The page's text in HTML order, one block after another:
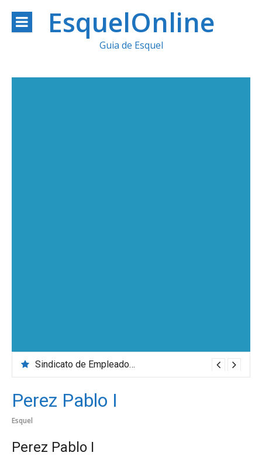
EsquelOnline
Guia de Esquel
Sindicato de Empleados de Comercio
Perez Pablo I
Esquel
Perez Pablo I